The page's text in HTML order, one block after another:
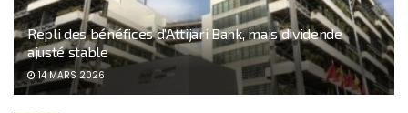
Repli des bénéfices d’Attijari Bank, mais dividende
ajusté stable
14 MARS 2026